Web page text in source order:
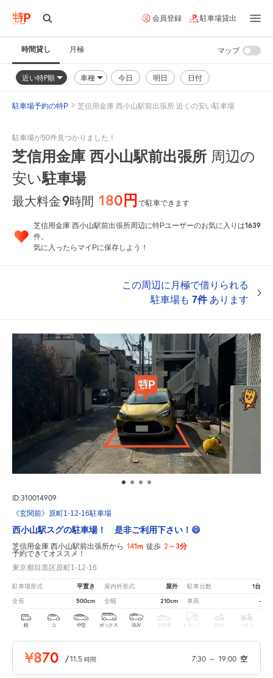
会員登録 駐車場貸出
時間貸し 月極
近い特P順 車種 今日 明日 日付
マップ
駐車場予約の特P 芝信用金庫 西小山駅前出張所 近くの安い駐車場
駐車場が50件見つかりました！
芝信用金庫 西小山駅前出張所 周辺の
安い駐車場
最大料金9時間 180円で駐車できます
芝信用金庫 西小山駅前出張所周辺に特Pユーザーのお気に入りは1639
件。
気に入ったらマイPに保存しよう！
この周辺に月極で借りられる
駐車場も 7件あります
ID:310014909
《玄関前》原町1-12-16駐車場
西小山駅スグの駐車場！ 是非ご利用下さい！😄
芝信用金庫 西小山駅前出張所から 141m 徒歩 2～3分
予約できてオススメ！
東京都目黒区原町1-12-16
駐車場形式 平置き 屋内外形式 屋外 駐車台数 1台
全長 500cm 全幅 210cm 車高 -
軽 コ 中型 ボックス SUV 大型車 トラック 原付 バイク
¥870 /11.5 時間 7:30 ～ 19:00 空